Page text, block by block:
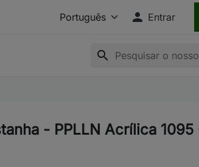
 Entrar
search
- PPLLN Acrílica 1095